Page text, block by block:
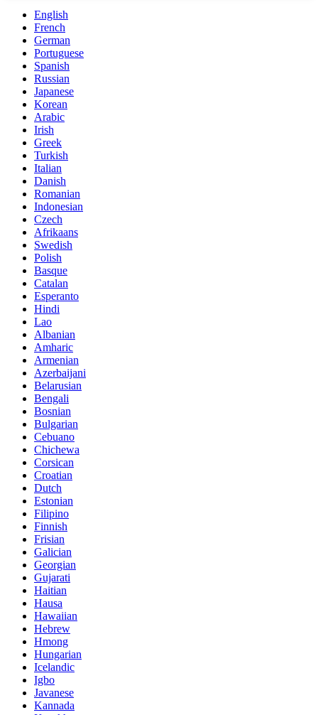
English
French
German
Portuguese
Spanish
Russian
Japanese
Korean
Arabic
Irish
Greek
Turkish
Italian
Danish
Romanian
Indonesian
Czech
Afrikaans
Swedish
Polish
Basque
Catalan
Esperanto
Hindi
Lao
Albanian
Amharic
Armenian
Azerbaijani
Belarusian
Bengali
Bosnian
Bulgarian
Cebuano
Chichewa
Corsican
Croatian
Dutch
Estonian
Filipino
Finnish
Frisian
Galician
Georgian
Gujarati
Haitian
Hausa
Hawaiian
Hebrew
Hmong
Hungarian
Icelandic
Igbo
Javanese
Kannada